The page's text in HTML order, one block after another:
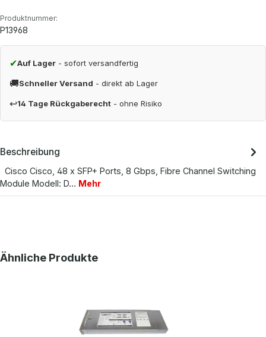
Produktnummer:
P13968
✔Auf Lager - sofort versandfertig
🚚Schneller Versand - direkt ab Lager
↩14 Tage Rückgaberecht - ohne Risiko
Beschreibung
Cisco Cisco, 48 x SFP+ Ports, 8 Gbps, Fibre Channel Switching
Module Modell: D… Mehr
Produktgalerie überspringen
Ähnliche Produkte